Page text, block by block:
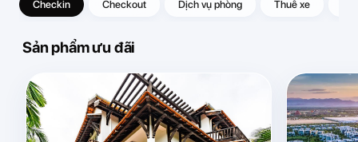
Checkin Checkout Dịch vụ phòng Thuê xe
Sản phẩm ưu đãi